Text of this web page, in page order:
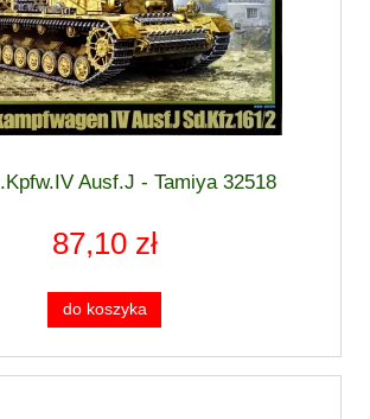
Ausf.J - Tamiya 32518
87,10 zł
do koszyka